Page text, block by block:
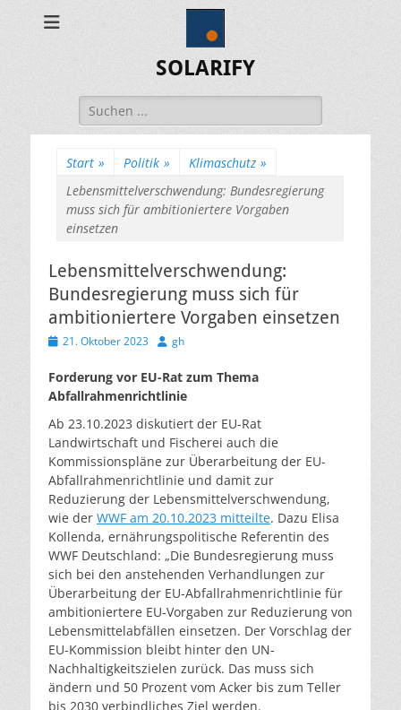
SOLARIFY
Suchen
nach:
Start » Politik » Klimaschutz »
Lebensmittelverschwendung: Bundesregierung
muss sich für ambitioniertere Vorgaben
einsetzen
Lebensmittelverschwendung:
Bundesregierung muss sich für
ambitioniertere Vorgaben einsetzen
Veröffentlicht
21. Oktober 2023 Autor
gh
Forderung vor EU-Rat zum Thema
Abfallrahmenrichtlinie
Ab 23.10.2023 diskutiert der EU-Rat
Landwirtschaft und Fischerei auch die
Kommissionspläne zur Überarbeitung der EU-
Abfallrahmenrichtlinie und damit zur
Reduzierung der Lebensmittelverschwendung,
wie der WWF am 20.10.2023 mitteilte. Dazu Elisa
Kollenda, ernährungspolitische Referentin des
WWF Deutschland: „Die Bundesregierung muss
sich bei den anstehenden Verhandlungen zur
Überarbeitung der EU-Abfallrahmenrichtlinie für
ambitioniertere EU-Vorgaben zur Reduzierung von
Lebensmittelabfällen einsetzen. Der Vorschlag der
EU-Kommission bleibt hinter den UN-
Nachhaltigkeitszielen zurück. Das muss sich
ändern und 50 Prozent vom Acker bis zum Teller
bis 2030 verbindliches Ziel werden.